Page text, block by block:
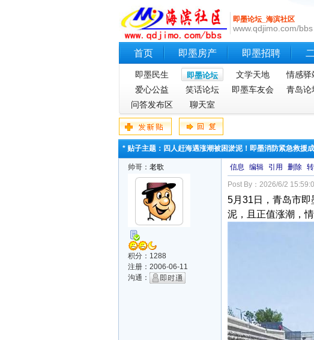
即墨论坛_海滨社区
www.qdjimo.com/bbs
首页 即墨房产 即墨招聘
即墨民生 即墨论坛 文学天地 情感驿
爱心公益
笑话论坛 即墨车友会 青岛论
问答发布区
聊天室
* 贴子主题：四人赶海遇涨潮被困淤泥！即墨消防紧急救援
帅哥： 老歌
积分：1288
注册：2006-06-11
沟通：
信息 编辑 引用 删除
Post By：2026/6/2
5月31日，青岛市
泥，且正值涨潮，